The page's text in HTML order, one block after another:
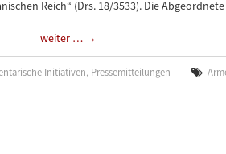
Reich“ (Drs. 18/3533). Die
weiter … →
Initiativen, Pressemitteilungen